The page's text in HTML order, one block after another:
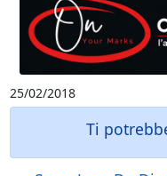
25/02/2018
Ti